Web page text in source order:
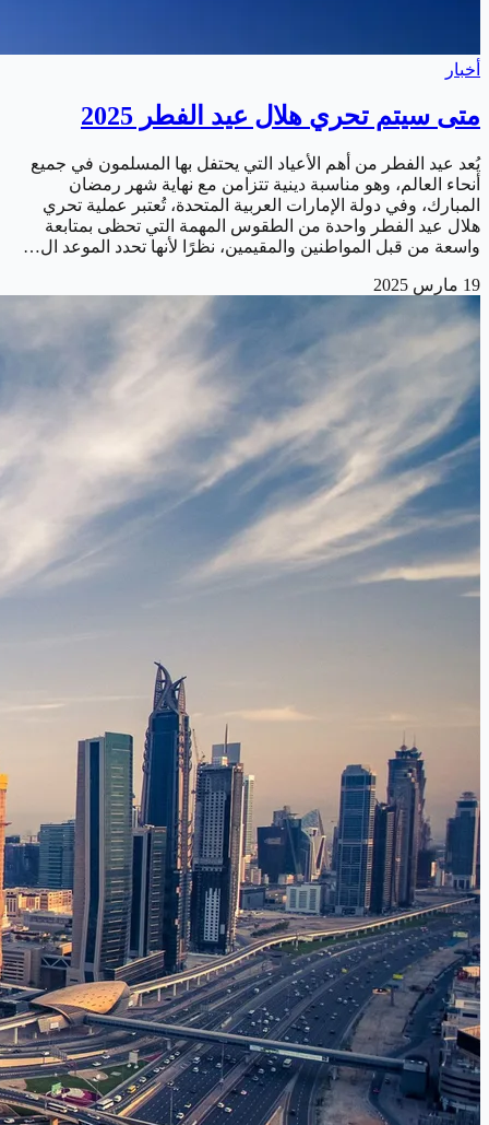
أخبار
متى سيتم تحري هلال عيد الفطر 2025
يُعد عيد الفطر من أهم الأعياد التي يحتفل بها المسلمون في جميع
أنحاء العالم، وهو مناسبة دينية تتزامن مع نهاية شهر رمضان
المبارك، وفي دولة الإمارات العربية المتحدة، تُعتبر عملية تحري
هلال عيد الفطر واحدة من الطقوس المهمة التي تحظى بمتابعة
واسعة من قبل المواطنين والمقيمين، نظرًا لأنها تحدد الموعد ال…
19 مارس 2025